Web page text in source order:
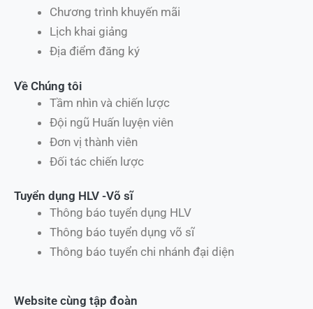
Chương trình khuyến mãi
Lịch khai giảng
Địa điểm đăng ký
Về Chúng tôi
Tầm nhìn và chiến lược
Đội ngũ Huấn luyện viên
Đơn vị thành viên
Đối tác chiến lược
Tuyển dụng HLV -Võ sĩ
Thông báo tuyển dụng HLV
Thông báo tuyển dụng võ sĩ
Thông báo tuyển chi nhánh đại diện
Website cùng tập đoàn